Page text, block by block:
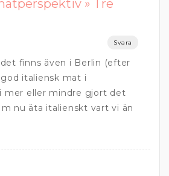
» Tre
Svara
finns även i Berlin (efter
italiensk mat i
mer eller mindre gjort det
nu äta italienskt vart vi än